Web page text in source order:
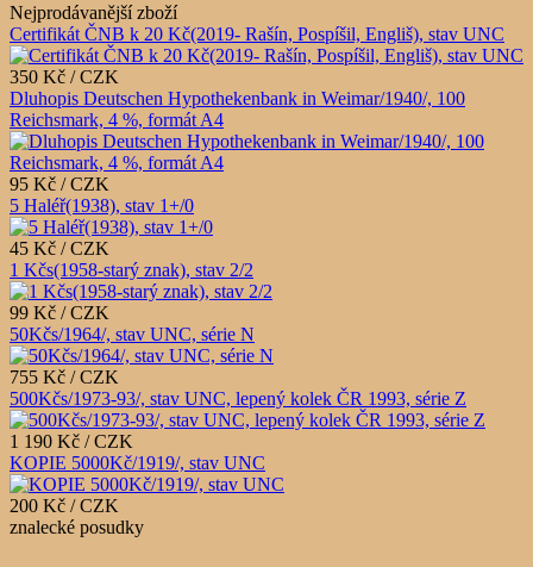
Nejprodávanější zboží
Certifikát ČNB k 20 Kč(2019- Rašín, Pospíšil, Engliš), stav UNC
350 Kč / CZK
Dluhopis Deutschen Hypothekenbank in Weimar/1940/, 100
Reichsmark, 4 %, formát A4
95 Kč / CZK
5 Haléř(1938), stav 1+/0
45 Kč / CZK
1 Kčs(1958-starý znak), stav 2/2
99 Kč / CZK
50Kčs/1964/, stav UNC, série N
755 Kč / CZK
500Kčs/1973-93/, stav UNC, lepený kolek ČR 1993, série Z
1 190 Kč / CZK
KOPIE 5000Kč/1919/, stav UNC
200 Kč / CZK
znalecké posudky